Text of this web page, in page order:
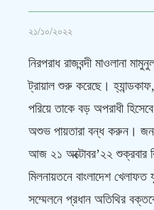
২১/১০/২০২২
নিরপরাধ রাজবন্দী মাওলানা
ট্রায়াল শুরু করেছে।
পরিয়ে তাকে বড় অপরাধী
অশুভ পায়তারা বন্ধ করুন।
আজ ২১ অক্টোবর’২২ শুক্রবার
মিলনায়তনে বাংলাদেশ খেলাফত
সম্মেলনে প্রধান অতিথির